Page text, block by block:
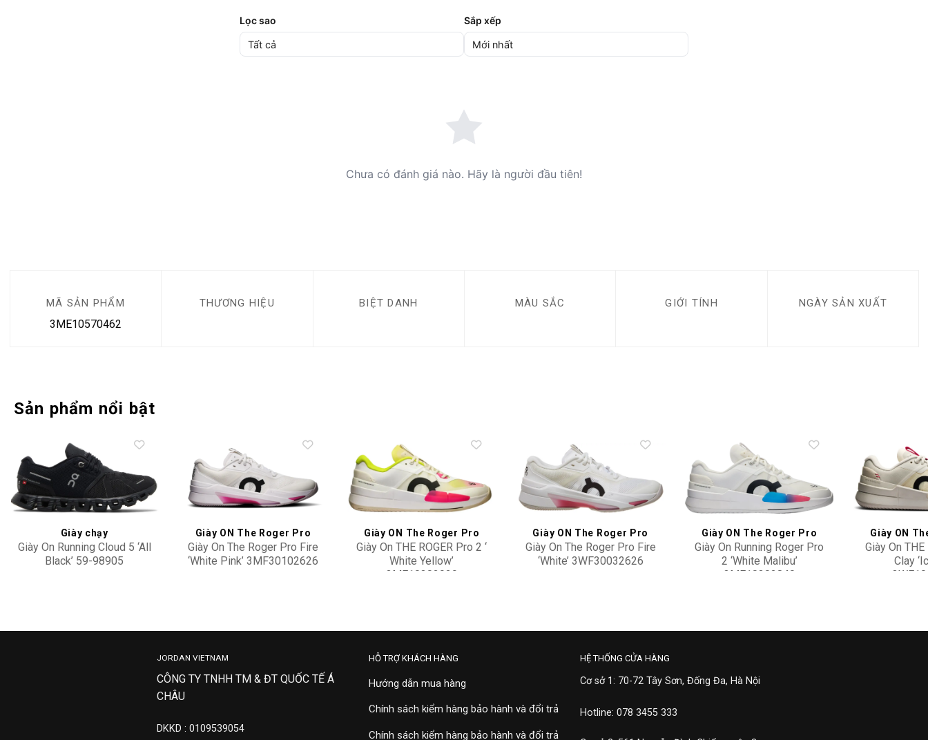
Lọc sao Sắp xếp
Chưa có đánh giá nào. Hãy là người đầu tiên!
MÃ SẢN PHẨM
3ME10570462
THƯƠNG HIỆU BIỆT DANH MÀU SẮC GIỚI TÍNH NGÀY SẢN XUẤT
Sản phẩm nổi bật
Add to
wishlist
Giày chạy
Giày On Running Cloud 5 ‘All
Black’ 59-98905
Add to
wishlist
Giày ON The Roger Pro
Giày On The Roger Pro Fire
‘White Pink’ 3MF30102626
Add to
wishlist
Giày ON The Roger Pro
Giày On THE ROGER Pro 2 ‘
White Yellow’
3ME10302929
wishlist
Giày ON The Roger Pro
Giày On The Roger Pro Fire
‘White’ 3WF30032626
Add to
wishlist
Giày ON The Roger Pro
Giày On Running Roger Pro
2 ‘White Malibu’
3ME10302840
Giày ON
Giày On
Clay
JORDAN VIETNAM
CÔNG TY TNHH TM & ĐT QUỐC TẾ Á
CHÂU
DKKD : 0109539054
HỖ TRỢ KHÁCH HÀNG
Hướng dẫn mua hàng
Chính sách kiểm hàng bảo hành và đổi trả
Chính sách kiểm hàng bảo hành và đổi trả
HỆ THỐNG CỬA HÀNG
Cơ sở 1: 70-72 Tây Sơn, Đống Đa, Hà Nội
Hotline: 078 3455 333